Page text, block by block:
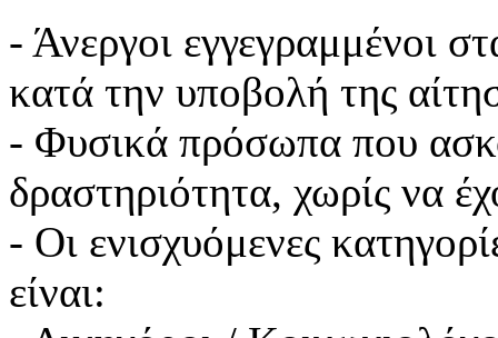
- Άνεργοι εγγεγραμμένοι
κατά την υποβολή της
- Φυσικά πρόσωπα που
δραστηριότητα, χωρίς να
- Οι ενισχυόμενες
είναι: